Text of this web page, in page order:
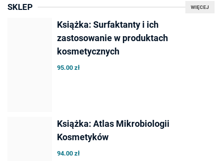
WIĘCEJ
SKLEP
Książka: Surfaktanty i ich
zastosowanie w produktach
kosmetycznych
95.00 zł
Książka: Atlas Mikrobiologii
Kosmetyków
94.00 zł